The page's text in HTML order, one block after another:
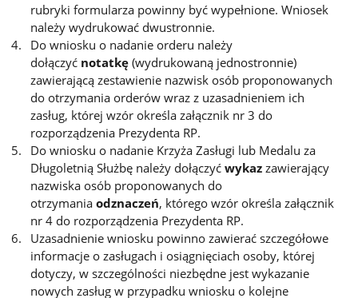
rubryki formularza powinny być wypełnione. Wniosek
należy wydrukować dwustronnie.
Do wniosku o nadanie orderu należy
dołączyć notatkę (wydrukowaną jednostronnie)
zawierającą zestawienie nazwisk osób proponowanych
do otrzymania orderów wraz z uzasadnieniem ich
zasług, której wzór określa załącznik nr 3 do
rozporządzenia Prezydenta RP.
Do wniosku o nadanie Krzyża Zasługi lub Medalu za
Długoletnią Służbę należy dołączyćwykaz zawierający
nazwiska osób proponowanych do
otrzymaniaodznaczeń, którego wzór określa załącznik
nr 4 do rozporządzenia Prezydenta RP.
Uzasadnienie wniosku powinno zawierać szczegółowe
informacje o zasługach i osiągnięciach osoby, której
dotyczy, w szczególności niezbędne jest wykazanie
nowych zasług w przypadku wniosku o kolejne